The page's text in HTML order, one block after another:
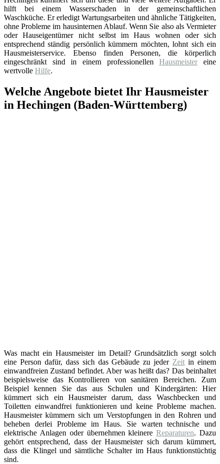
hilft bei einem Wasserschaden in der gemeinschaftlichen
Waschküche. Er erledigt Wartungsarbeiten und ähnliche Tätigkeiten,
ohne Probleme im hausinternen Ablauf. Wenn Sie also als Vermieter
oder Hauseigentümer nicht selbst im Haus wohnen oder sich
entsprechend ständig persönlich kümmern möchten, lohnt sich ein
Hausmeisterservice. Ebenso finden Personen, die körperlich
eingeschränkt sind in einem professionellenHausmeister eine
wertvolle Hilfe.
Welche Angebote bietet Ihr Hausmeister
in Hechingen (Baden-Württemberg)
Was macht ein Hausmeister im Detail? Grundsätzlich sorgt solch
eine Person dafür, dass sich das Gebäude zu jeder Zeit in einem
einwandfreien Zustand befindet. Aber was heißt das? Das beinhaltet
beispielsweise das Kontrollieren von sanitären Bereichen. Zum
Beispiel kennen Sie das aus Schulen und Kindergärten: Hier
kümmert sich ein Hausmeister darum, dass Waschbecken und
Toiletten einwandfrei funktionieren und keine Probleme machen.
Hausmeister kümmern sich um Verstopfungen in den Rohren und
beheben derlei Probleme im Haus. Sie warten technische und
elektrische Anlagen oder übernehmen kleinereReparaturen. Dazu
gehört entsprechend, dass der Hausmeister sich darum kümmert,
dass die Klingel und sämtliche Schalter im Haus funktionstüchtig
sind.